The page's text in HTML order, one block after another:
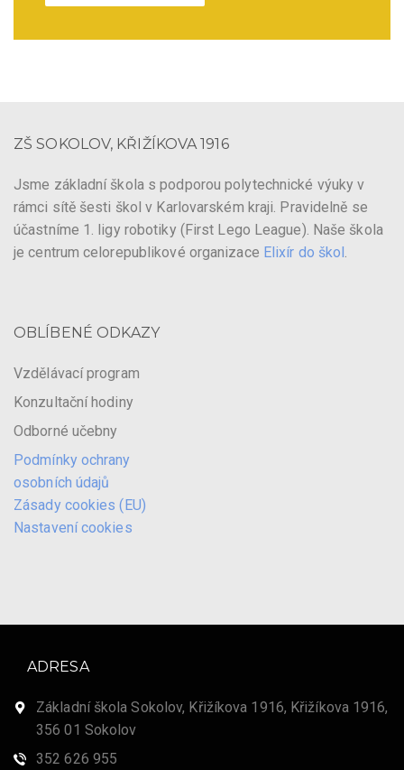
ZŠ SOKOLOV, KŘIŽÍKOVA 1916
Jsme základní škola s podporou polytechnické výuky v
rámci sítě šesti škol v Karlovarském kraji. Pravidelně se
účastníme 1. ligy robotiky (First Lego League). Naše škola
je centrum celorepublikové organizace Elixír do škol .
OBLÍBENÉ ODKAZY
Vzdělávací program
Konzultační hodiny
Odborné učebny
Podmínky ochrany
osobních údajů
Zásady cookies (EU)
Nastavení cookies
ADRESA
Základní škola Sokolov, Křižíkova 1916, Křižíkova 1916,
356 01 Sokolov
352 626 955